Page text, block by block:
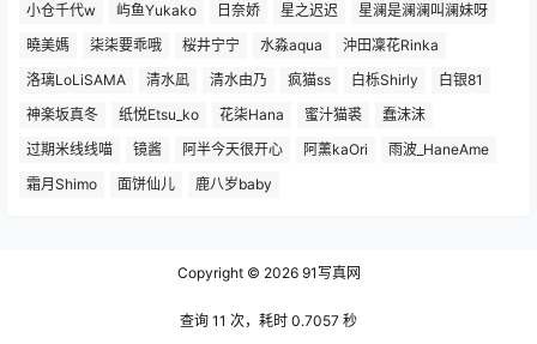
小仓千代w
屿鱼Yukako 日奈娇 星之迟迟
星澜是澜澜叫澜妹呀
曉美媽
柒柒要乖哦 桜井宁宁 水淼aqua
沖田凜花Rinka
洛璃LoLiSAMA
清水凪 清水由乃 疯猫ss 白栎Shirly
白银81
神楽坂真冬
纸悦Etsu_ko 花柒Hana 蜜汁猫裘
蠢沫沫
过期米线线喵
镜酱 阿半今天很开心 阿薰kaOri
雨波_HaneAme
霜月Shimo
面饼仙儿 鹿八岁baby
Copyright © 202691写真网
查询 11 次，耗时 0.7057 秒